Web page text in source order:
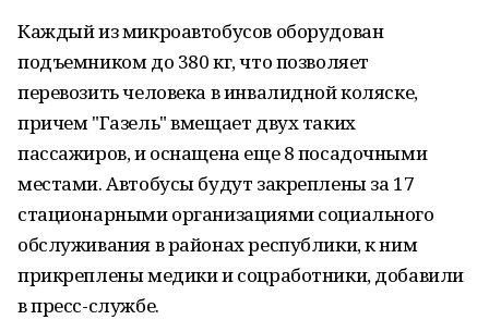
Каждый из микроавтобусов оборудован
подъемником до 380 кг, что позволяет
перевозить человека в инвалидной коляске,
причем "Газель" вмещает двух таких
пассажиров, и оснащена еще 8 посадочными
местами. Автобусы будут закреплены за 17
стационарными организациями социального
обслуживания в районах республики, к ним
прикреплены медики и соцработники, добавили
в пресс-службе.